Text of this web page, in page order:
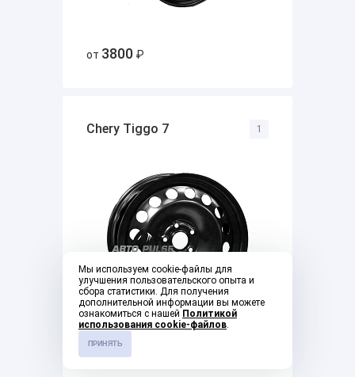
от 3800 ₽
Chery Tiggo 7
от4900
1
Мы используем cookie-файлы для
улучшения пользовательского опыта и
сбора статистики. Для получения
дополнительной информации вы можете
ознакомиться с нашей Политикой
использования cookie-файлов.
ПРИНЯТЬ